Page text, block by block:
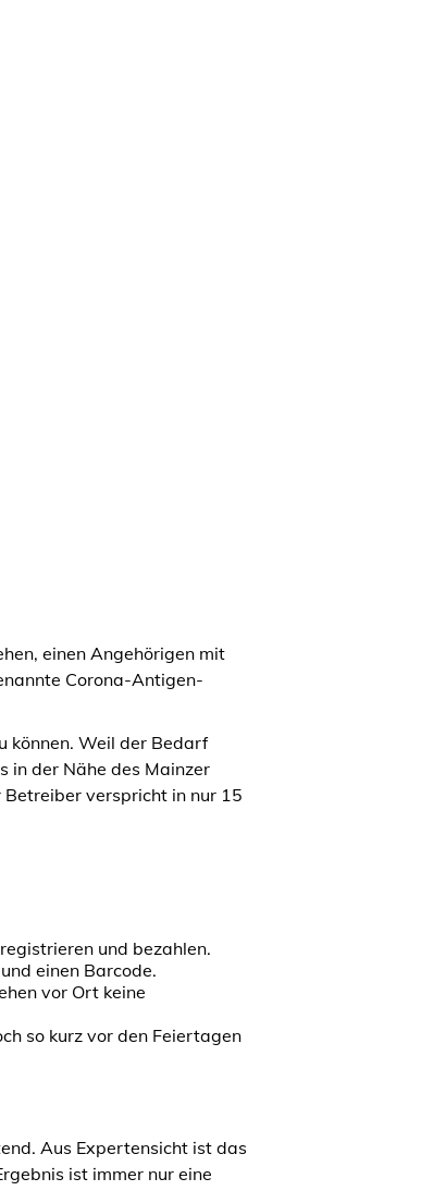
einen Angehörigen mit
Corona-Antigen-
können. Weil der Bedarf
in der Nähe des Mainzer
verspricht in nur 15
und bezahlen.
einen Barcode.
vor Ort keine
so kurz vor den Feiertagen
Aus Expertensicht ist das
ist immer nur eine